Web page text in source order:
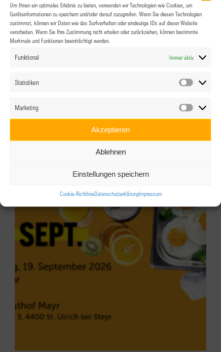
Um Ihnen ein optimales Erlebnis zu bieten, verwenden wir Technologien wie Cookies, um
Geräteinformationen zu speichern und/oder darauf zuzugreifen. Wenn Sie diesen Technologien
zustimmst, können wir Daten wie das Surfverhalten oder eindeutige IDs auf dieser Website
verarbeiten. Wenn Sie Ihre Zustimmung nicht erteilen oder zurückziehen, können bestimmte
Merkmale und Funktionen beeinträchtigt werden.
Funktional Immer aktiv
Statistiken
Marketing
Akzeptieren
Ablehnen
Einstellungen speichern
Cookie-RichtlinieDatenschutzerklärungImpressum